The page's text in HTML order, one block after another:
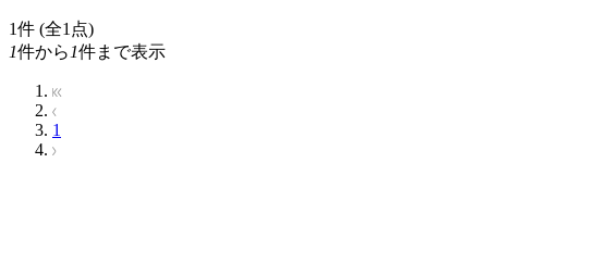
1件 (全1点)
1件から 1件まで表示
1